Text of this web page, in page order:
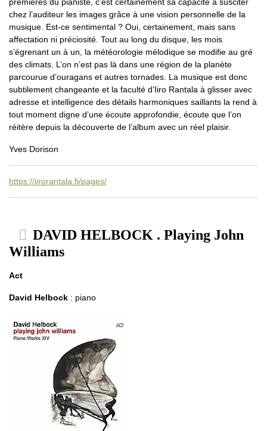
chez l’auditeur les images grâce à une vision personnelle de la
musique. Est-ce sentimental ? Oui, certainement, mais sans
affectation ni préciosité. Tout au long du disque, les mois
s’égrenant un à un, la météorologie mélodique se modifie au gré
des climats. L’on n’est pas là dans une région de la planète
parcourue d’ouragans et autres tornades. La musique est donc
subtilement changeante et la faculté d’Iiro Rantala à glisser avec
adresse et intelligence des détails harmoniques saillants la rend à
tout moment digne d’une écoute approfondie, écoute que l’on
réitère depuis la découverte de l’album avec un réel plaisir.
Yves Dorison
https://iirorantala.fi/pages/
DAVID HELBOCK . Playing John
Williams
Act
David Helbock : piano